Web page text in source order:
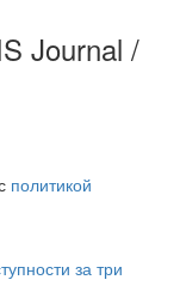
Journal /
политикой
за три